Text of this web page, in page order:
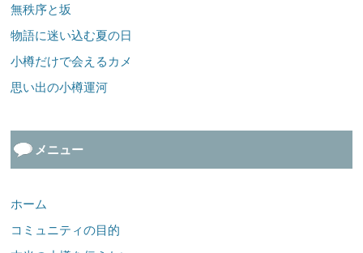
無秩序と坂
物語に迷い込む夏の日
小樽だけで会えるカメ
思い出の小樽運河
メニュー
ホーム
コミュニティの目的